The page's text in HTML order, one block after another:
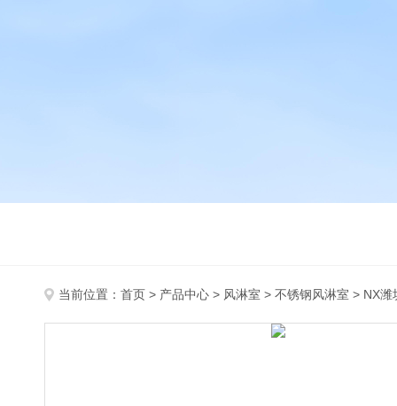
当前位置： 首页 > 产品中心 > 风淋室 > 不锈钢风淋室 > NX潍